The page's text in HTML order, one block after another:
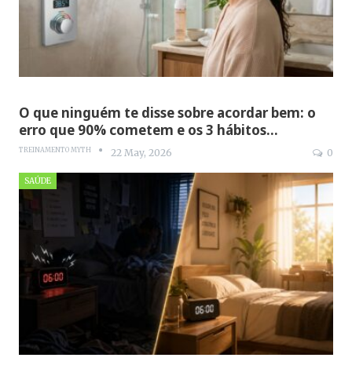
O que ninguém te disse sobre acordar bem: o
erro que 90% cometem e os 3 hábitos…
TREINAMENTO MYTH 22 May, 2026 0
SAÚDE